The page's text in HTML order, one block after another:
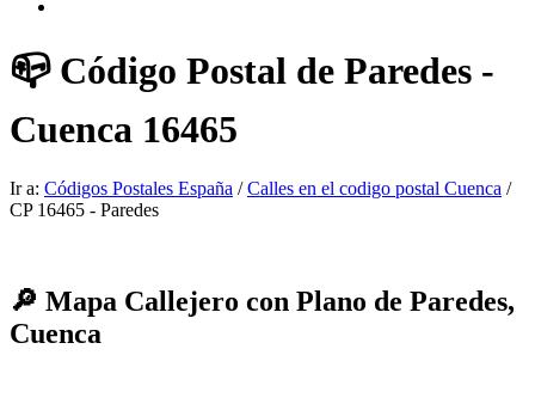
📪 Código Postal de Paredes -
Cuenca 16465
Ir a: Códigos Postales España /Calles en el codigo postal Cuenca /
CP 16465 - Paredes
🔎 Mapa Callejero con Plano de Paredes,
Cuenca